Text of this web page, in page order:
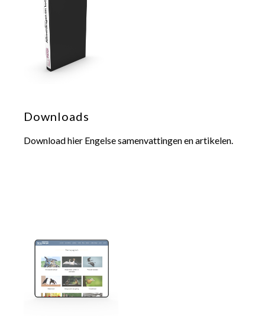
Downloads
Download hier Engelse samenvattingen en artikelen.